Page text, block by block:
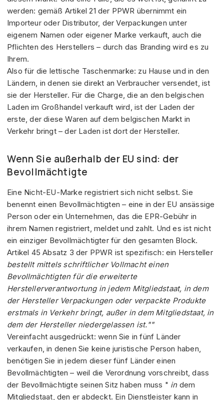
werden: gemäß Artikel 21 der PPWR übernimmt ein
Importeur oder Distributor, der Verpackungen unter
eigenem Namen oder eigener Marke verkauft, auch die
Pflichten des Herstellers – durch das Branding wird es zu
Ihrem.
Also für die lettische Taschenmarke: zu Hause und in den
Ländern, in denen sie direkt an Verbraucher versendet, ist
sie der Hersteller. Für die Charge, die an den belgischen
Laden im Großhandel verkauft wird, ist der Laden der
erste, der diese Waren auf dem belgischen Markt in
Verkehr bringt – der Laden ist dort der Hersteller.
Wenn Sie außerhalb der EU sind: der
Bevollmächtigte
Eine Nicht-EU-Marke registriert sich nicht selbst. Sie
benennt einen Bevollmächtigten – eine in der EU ansässige
Person oder ein Unternehmen, das die EPR-Gebühr in
ihrem Namen registriert, meldet und zahlt. Und es ist nicht
ein einziger Bevollmächtigter für den gesamten Block.
Artikel 45 Absatz 3 der PPWR ist spezifisch: ein Hersteller
bestellt mittels schriftlicher Vollmacht einen
Bevollmächtigten für die erweiterte
Herstellerverantwortung in jedem Mitgliedstaat, in dem
der Hersteller Verpackungen oder verpackte Produkte
erstmals in Verkehr bringt, außer in dem Mitgliedstaat, in
dem der Hersteller niedergelassen ist.""
Vereinfacht ausgedrückt: wenn Sie in fünf Länder
verkaufen, in denen Sie keine juristische Person haben,
benötigen Sie in jedem dieser fünf Länder einen
Bevollmächtigten – weil die Verordnung vorschreibt, dass
der Bevollmächtigte seinen Sitz haben muss " indem
Mitgliedstaat, den er abdeckt. Ein Dienstleister kann in